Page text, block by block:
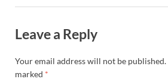
Leave a Reply
Your email address will not be published.
marked *